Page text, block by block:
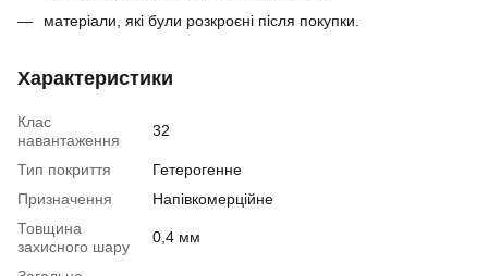
матеріали, які були розкроєні після покупки.
Характеристики
Клас
навантаження
32
Тип покриття
Гетерогенне
Призначення
Напівкомерційне
Товщина
захисного шару
0,4 мм